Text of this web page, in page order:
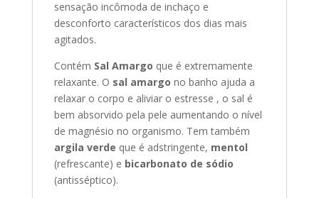
sensação incômoda de inchaço e
desconforto característicos dos dias mais
agitados.
Contém Sal Amargo que é extremamente
relaxante. O sal amargo no banho ajuda a
relaxar o corpo e aliviar o estresse , o sal é
bem absorvido pela pele aumentando o nível
de magnésio no organismo. Tem também
argila verde que é adstringente, mentol
(refrescante) e bicarbonato de sódio
(antisséptico).